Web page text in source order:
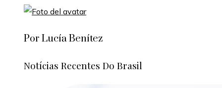
Por Lucía Benítez
Notícias Recentes Do Brasil